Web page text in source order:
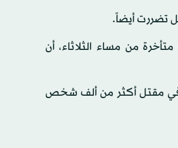
من مساء الثلاثاء، أن
قوته 6.1 درجة بشرق أفغانستان في مقتل أكثر من ألف شخص